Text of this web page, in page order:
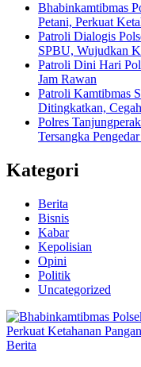
Bhabinkamtibmas
Petani, Perkuat
Patroli Dialogis
SPBU, Wujudkan
Patroli Dini Hari
Jam Rawan
Patroli Kamtibmas
Ditingkatkan,
Polres
Tersangka
Kategori
Berita
Bisnis
Kabar
Kepolisian
Opini
Politik
Uncategorized
Berita